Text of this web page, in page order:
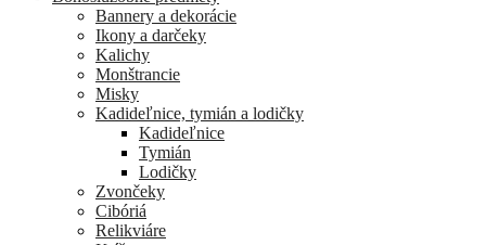
Bannery a dekorácie
Ikony a darčeky
Kalichy
Monštrancie
Misky
Kadideľnice, tymián a lodičky
Kadideľnice
Tymián
Lodičky
Zvončeky
Cibóriá
Relikviáre